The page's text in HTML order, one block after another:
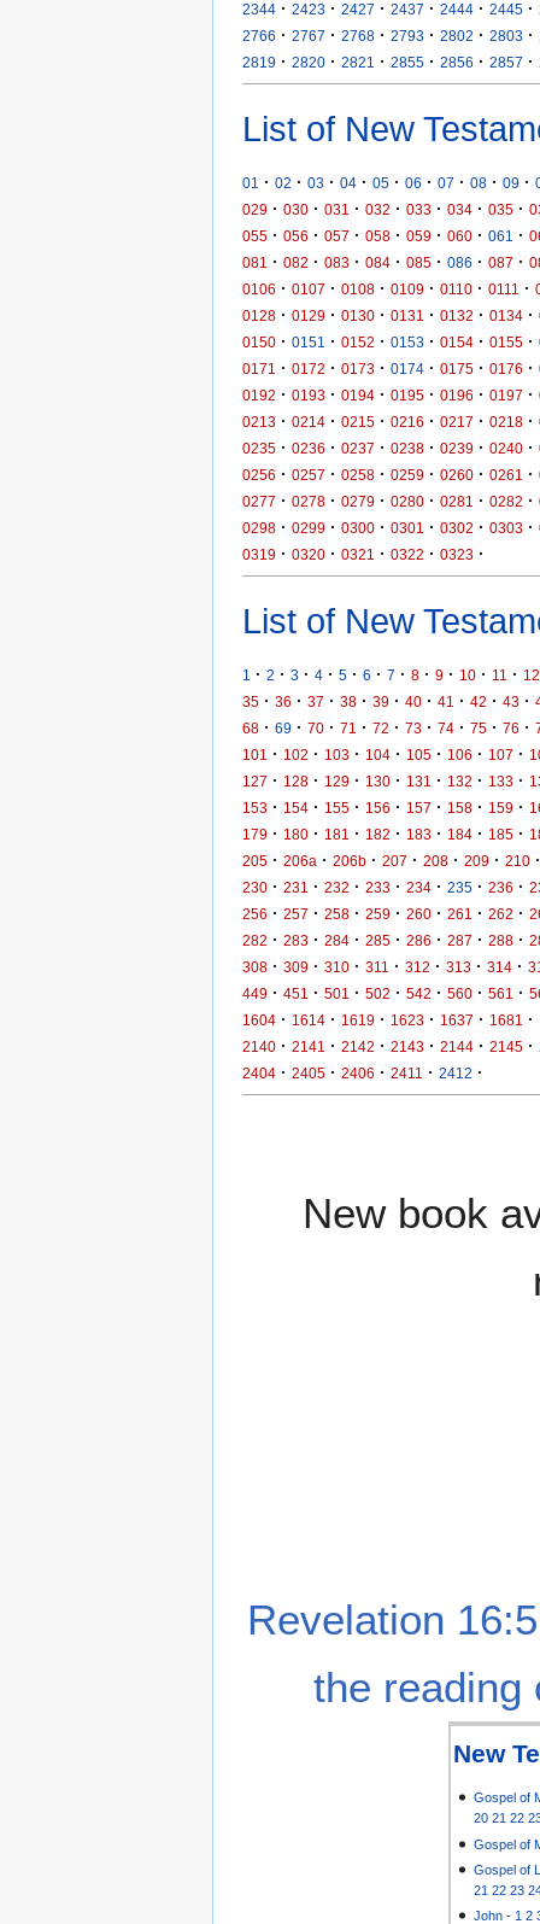
2344 · 2423 · 2427 · 2437 · 2444 · 2445 ·
2766 · 2767 · 2768 · 2793 · 2802 · 2803 ·
2819 · 2820 · 2821 · 2855 · 2856 · 2857 ·
List of New
01 · 02 · 03 · 04 · 05 · 06 · 07 · 08 · 09 ·
029 · 030 · 031 · 032 · 033 · 034 · 035 ·
055 · 056 · 057 · 058 · 059 · 060 · 061 ·
081
· 082 · 083 · 084 · 085 · 086 · 087 ·
0106 · 0107 · 0108 · 0109 · 0110 · 0111 ·
0128 · 0129 · 0130 · 0131 · 0132 · 0134 ·
0150 · 0151 · 0152 · 0153 · 0154 · 0155 ·
0171
· 0172 · 0173 · 0174 · 0175 · 0176 ·
0192 · 0193 · 0194 · 0195 · 0196 · 0197 ·
0213 · 0214 · 0215 · 0216 · 0217 · 0218 ·
0235 · 0236 · 0237 · 0238 · 0239 · 0240 ·
0256 · 0257 · 0258 · 0259 · 0260 · 0261 ·
0277 · 0278 · 0279 · 0280 · 0281 · 0282 ·
0298 · 0299 · 0300 · 0301 · 0302 · 0303 ·
0319 · 0320 · 0321 · 0322 · 0323 ·
List of New
1 · 2 · 3 · 4 · 5 · 6 · 7 · 8 · 9 · 10 · 11 · 12
35 · 36 · 37 · 38 · 39 · 40 · 41 · 42 · 43 ·
68 · 69 · 70 · 71 · 72 · 73 · 74 · 75 · 76 ·
101
· 102 · 103 · 104 · 105 · 106 · 107 ·
127 · 128 · 129 · 130 · 131 · 132 · 133 ·
153 · 154 · 155 · 156 · 157 · 158 · 159 ·
179 · 180 · 181 · 182 · 183 · 184 · 185 ·
205 · 206a · 206b · 207 · 208 · 209 · 210 ·
230 · 231 · 232 · 233 · 234 · 235 · 236 ·
256 · 257 · 258 · 259 · 260 · 261 · 262 ·
282 · 283 · 284 · 285 · 286 · 287 · 288 ·
308 · 309 · 310 · 311 · 312 · 313 · 314 ·
449 · 451 · 501 · 502 · 542 · 560 · 561 ·
1604 · 1614 · 1619 · 1623 · 1637 · 1681 ·
2140 · 2141 · 2142 · 2143 · 2144 · 2145 ·
2404 · 2405 · 2406 · 2411 · 2412 ·
New book
Revelation
the reading
New
Gospel of
20 21 22
Gospel of
Gospel of
21 22 23
John - 1 2